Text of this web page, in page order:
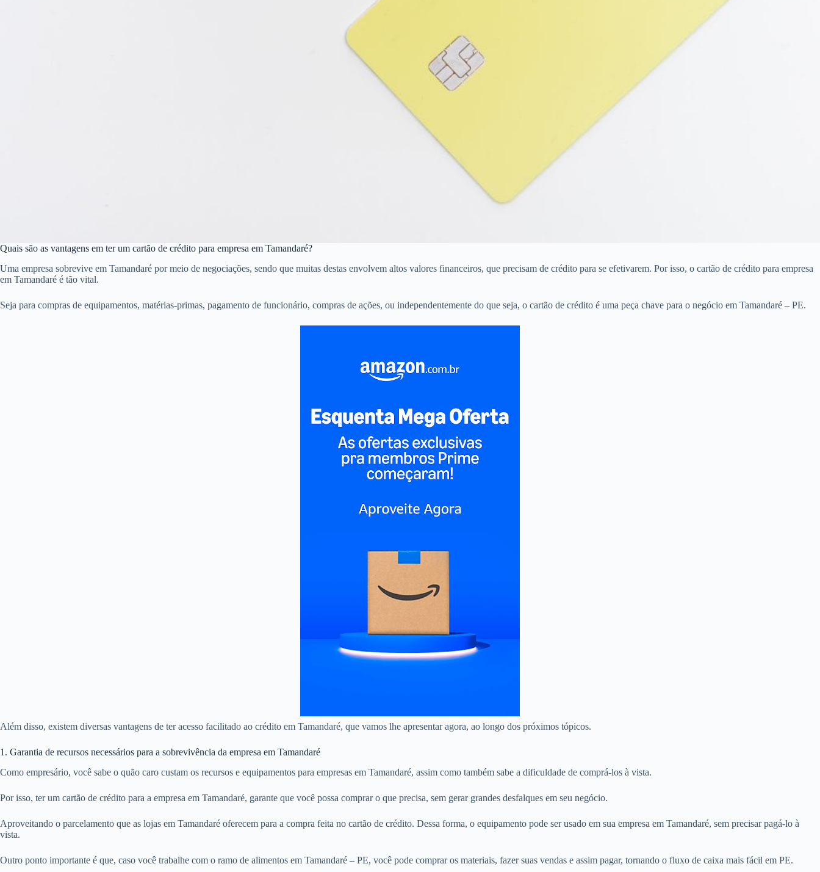
Quais são as vantagens em ter um cartão de crédito para empresa em Tamandaré?
Uma empresa sobrevive em Tamandaré por meio de negociações, sendo que muitas destas envolvem altos valores financeiros, que precisam de crédito para se efetivarem. Por isso, o cartão de crédito para empresa
em Tamandaré é tão vital.
Seja para compras de equipamentos, matérias-primas, pagamento de funcionário, compras de ações, ou independentemente do que seja, o cartão de crédito é uma peça chave para o negócio em Tamandaré – PE.
Além disso, existem diversas vantagens de ter acesso facilitado ao crédito em Tamandaré, que vamos lhe apresentar agora, ao longo dos próximos tópicos.
1. Garantia de recursos necessários para a sobrevivência da empresa em Tamandaré
Como empresário, você sabe o quão caro custam os recursos e equipamentos para empresas em Tamandaré, assim como também sabe a dificuldade de comprá-los à vista.
Por isso, ter um cartão de crédito para a empresa em Tamandaré, garante que você possa comprar o que precisa, sem gerar grandes desfalques em seu negócio.
Aproveitando o parcelamento que as lojas em Tamandaré oferecem para a compra feita no cartão de crédito. Dessa forma, o equipamento pode ser usado em sua empresa em Tamandaré, sem precisar pagá-lo à
vista.
Outro ponto importante é que, caso você trabalhe com o ramo de alimentos em Tamandaré – PE, você pode comprar os materiais, fazer suas vendas e assim pagar, tornando o fluxo de caixa mais fácil em PE.